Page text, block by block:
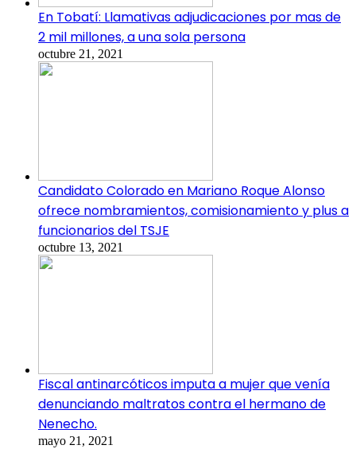
En Tobatí: Llamativas adjudicaciones por mas de
2 mil millones, a una sola persona
octubre 21, 2021
Candidato Colorado en Mariano Roque Alonso
ofrece nombramientos, comisionamiento y plus a
funcionarios del TSJE
octubre 13, 2021
Fiscal antinarcóticos imputa a mujer que venía
denunciando maltratos contra el hermano de
Nenecho.
mayo 21, 2021